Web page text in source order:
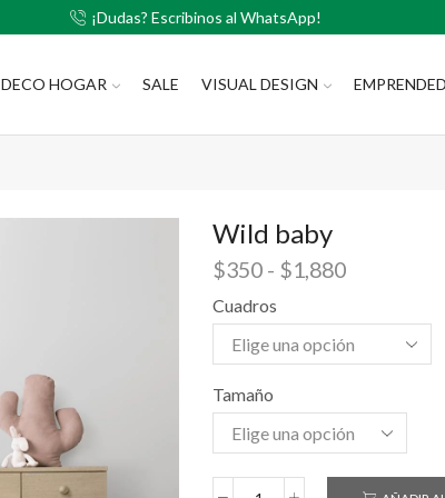
¡Dudas? Escribinos al WhatsApp!
DECO HOGAR SALE VISUAL DESIGN
Wild baby
$350 - $1,880
Cuadros
Tamaño